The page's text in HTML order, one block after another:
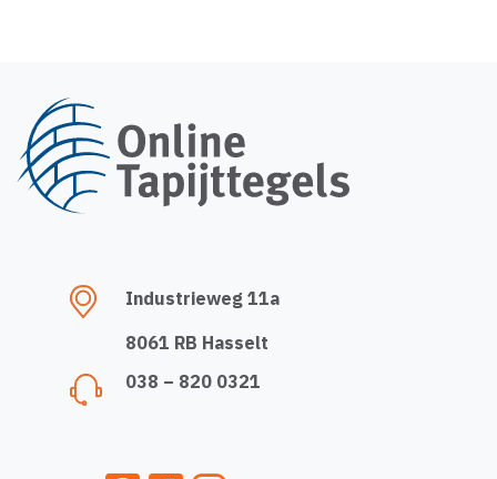
Industrieweg 11a
8061 RB Hasselt
038 – 820 0321